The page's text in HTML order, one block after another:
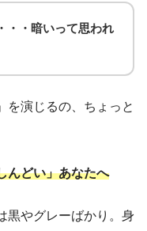
・・暗いって思われ
を演じるの、ちょっと
んどい」あなたへ
黒やグレーばかり。身